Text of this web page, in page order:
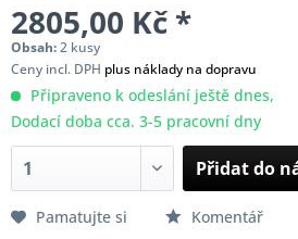
2805,00 Kč *
Obsah:2 kusy
Ceny incl. DPH plus náklady na dopravu
Připraveno k odeslání ještě dnes,
Dodací doba cca. 3-5 pracovní dny
Přidat do
Pamatujte si Komentář